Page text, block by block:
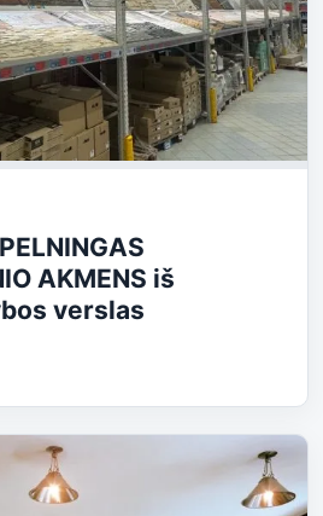
AKMENS iš
verslas